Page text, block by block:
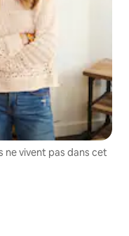
ne vivent pas dans cet